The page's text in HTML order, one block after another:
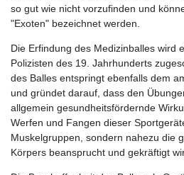
so gut wie nicht vorzufinden und
"Exoten" bezeichnet werden.
Die Erfindung des Medizinballes wird
Polizisten des 19. Jahrhunderts
des Balles entspringt ebenfalls dem
und gründet darauf, dass den
allgemein gesundheitsfördernde
Werfen und Fangen dieser
Muskelgruppen, sondern nahezu die
Körpers beansprucht und gekräftigt